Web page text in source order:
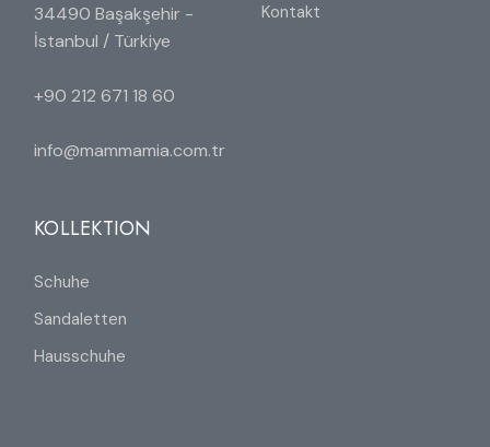
34490 Başakşehir -
İstanbul / Türkiye
+90 212 671 18 60
info@mammamia.com.tr
Kontakt
KOLLEKTION
Schuhe
Sandaletten
Hausschuhe